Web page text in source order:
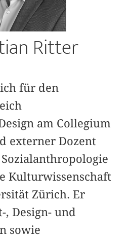
Ritter
für den
am Collegium
externer Dozent
Kulturwissenschaft
Zürich. Er
, Design- und
sowie